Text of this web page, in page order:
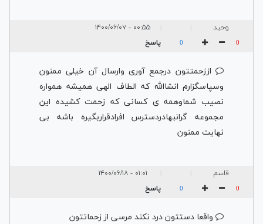
وحید ۰۰:۵۵ - ۱۴۰۰/۰۶/۰۷
0
0 پاسخ
اززحمتتون درجمع آوری وارسال آن خیلی ممنون
وسپاسگزارم انشاالله که الطاف الهی همیشه همواره
نصیب شماوهمه ی کسانی که زحمت کشیده این
مجموعه گرانبهادردسترس افرادقراربگیره باشه بی
نهایت ممنون
قاسم ۰۱:۰۱ - ۱۴۰۰/۰۶/۱۸
0
0 پاسخ
واقعا دستتون درد نکند مرسی از زحماتتون